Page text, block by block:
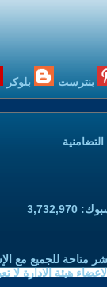
بنترست بلوكر
متاحة للجميع مع
هيئة الادارة لا